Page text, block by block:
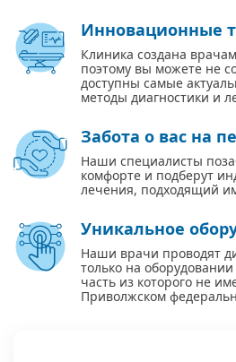
Инновационные
Клиника создана
поэтому вы можете не
доступны самые
методы диагностики и
Забота о вас на
Наши специалисты
комфорте и подберут
лечения, подходящий
Уникальное
Наши врачи проводят
только на
часть из которого не
Приволжском